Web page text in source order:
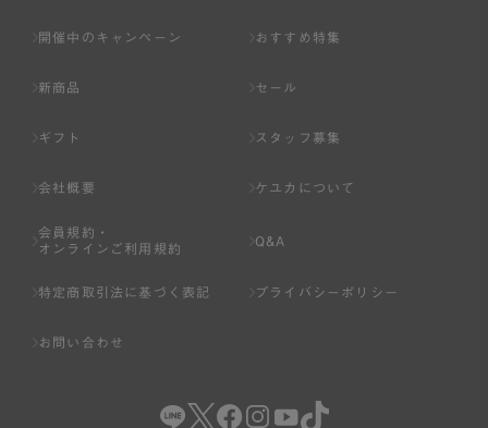
開催中のキャンペーン おすすめ特集
新商品 セール
ギフト スタッフ募集
会社概要 ケユカについて
会員規約・
オンラインご利用規約
Q&A
特定商取引法に基づく表記 プライバシーポリシー
お問い合わせ